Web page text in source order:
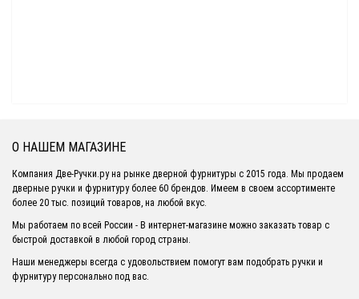
О НАШЕМ МАГАЗИНЕ
Компания Две-Ручки.ру на рынке дверной фурнитуры с 2015 года. Мы продаем
дверные ручки и фурнитуру более 60 брендов. Имеем в своем ассортименте
более 20 тыс. позиций товаров, на любой вкус.
Мы работаем по всей России - В интернет-магазине можно заказать товар с
быстрой доставкой в любой город страны.
Наши менеджеры всегда с удовольствием помогут вам подобрать ручки и
фурнитуру персонально под вас.